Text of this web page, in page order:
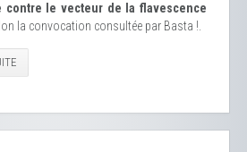
contre le vecteur de la flavescence
la convocation consultée par Basta !.